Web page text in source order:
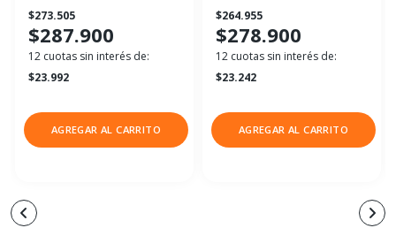
$273.505
$287.900
12 cuotas sin interés de:
$23.992
AGREGAR AL CARRITO
$264.955
$278.900
12 cuotas sin interés de:
$23.242
AGREGAR AL CARRITO